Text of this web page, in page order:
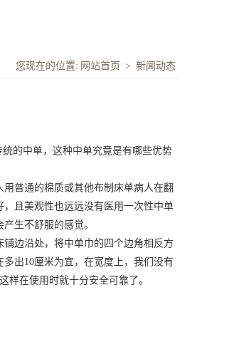
您现在的位置: 网站首页 > 新闻动态
的中单，这种中单究竟是有哪些优势
普通的棉质或其他布制床单病人在翻
且美观性也远远没有医用一次性中单
生不舒服的感觉。
边沿处，将中单巾的四个边角相反方
多出10厘米为宜，在宽度上，我们没有
在使用时就十分安全可靠了。